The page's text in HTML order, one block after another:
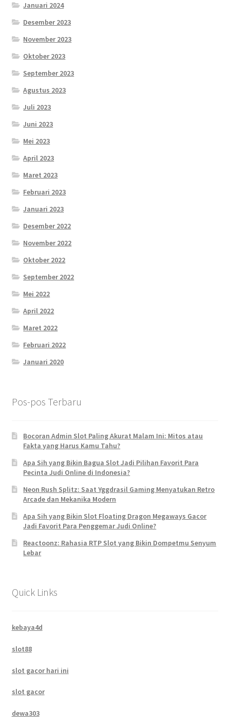
Januari 2024
Desember 2023
November 2023
Oktober 2023
September 2023
Agustus 2023
Juli 2023
Juni 2023
Mei 2023
April 2023
Maret 2023
Februari 2023
Januari 2023
Desember 2022
November 2022
Oktober 2022
September 2022
Mei 2022
April 2022
Maret 2022
Februari 2022
Januari 2020
Pos-pos Terbaru
Bocoran Admin Slot Paling Akurat Malam Ini: Mitos atau
Fakta yang Harus Kamu Tahu?
Apa Sih yang Bikin Bagua Slot Jadi Pilihan Favorit Para
Pecinta Judi Online di Indonesia?
Neon Rush Splitz: Saat Yggdrasil Gaming Menyatukan Retro
Arcade dan Mekanika Modern
Apa Sih yang Bikin Slot Floating Dragon Megaways Gacor
Jadi Favorit Para Penggemar Judi Online?
Reactoonz: Rahasia RTP Slot yang Bikin Dompetmu Senyum
Lebar
Quick Links
kebaya4d
slot88
slot gacor hari ini
slot gacor
dewa303